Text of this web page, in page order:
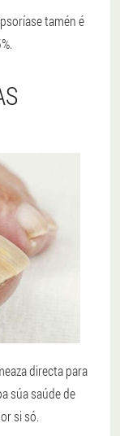
tamén é
directa para
súa saúde de
si só.